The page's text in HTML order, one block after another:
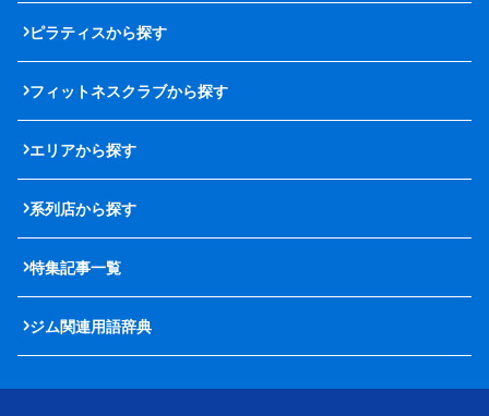
ピラティスから探す
フィットネスクラブから探す
エリアから探す
系列店から探す
特集記事一覧
ジム関連用語辞典